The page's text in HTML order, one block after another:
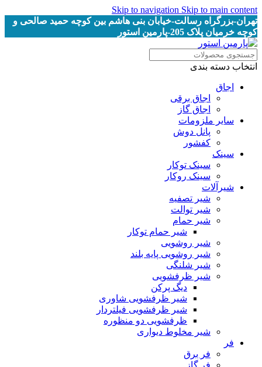
Skip to navigation Skip to main content
تهران-بزرگراه رسالت-خیابان بنی هاشم بین کوچه حمید صالحی و
کوچه خرمیان پلاک 205-پارمین استور
انتخاب دسته بندی
اجاق
اجاق برقى
اجاق گاز
سایر ملزومات
پانل دوش
کفشور
سینک
سینک توکار
سینک روکار
شیرآلات
شیر تصفیه
شیر توالت
شیر حمام
شیر حمام توکار
شیر روشویی
شیر روشویی پایه بلند
شیر شلنگی
شیر ظرفشویی
دیگ پرکن
شیر ظرفشویی شاوری
شیر ظرفشویی فیلتردار
ظرفشویی دو منظوره
شیر مخلوط دیواری
فر
فر برق
فر گاز